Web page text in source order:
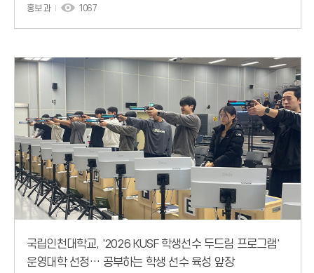
홍보과 1067
국립인천대학교, '2026 KUSF 학생선수 두드림 프로그램'
운영대학 선정… 공부하는 학생 선수 육성 앞장